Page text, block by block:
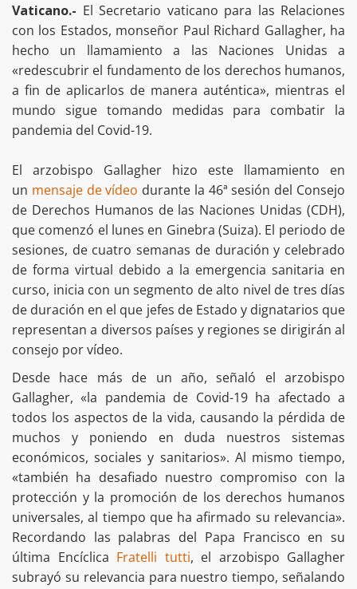
Vaticano.- El Secretario vaticano para las Relaciones
con los Estados, monseñor Paul Richard Gallagher, ha
hecho un llamamiento a las Naciones Unidas a
«redescubrir el fundamento de los derechos humanos,
a fin de aplicarlos de manera auténtica», mientras el
mundo sigue tomando medidas para combatir la
pandemia del Covid-19.
El arzobispo Gallagher hizo este llamamiento en
un mensaje de vídeo durante la 46ª sesión del Consejo
de Derechos Humanos de las Naciones Unidas (CDH),
que comenzó el lunes en Ginebra (Suiza). El periodo de
sesiones, de cuatro semanas de duración y celebrado
de forma virtual debido a la emergencia sanitaria en
curso, inicia con un segmento de alto nivel de tres días
de duración en el que jefes de Estado y dignatarios que
representan a diversos países y regiones se dirigirán al
consejo por vídeo.
Desde hace más de un año, señaló el arzobispo
Gallagher, «la pandemia de Covid-19 ha afectado a
todos los aspectos de la vida, causando la pérdida de
muchos y poniendo en duda nuestros sistemas
económicos, sociales y sanitarios». Al mismo tiempo,
«también ha desafiado nuestro compromiso con la
protección y la promoción de los derechos humanos
universales, al tiempo que ha afirmado su relevancia».
Recordando las palabras del Papa Francisco en su
última Encíclica Fratelli tutti, el arzobispo Gallagher
subrayó su relevancia para nuestro tiempo, señalando